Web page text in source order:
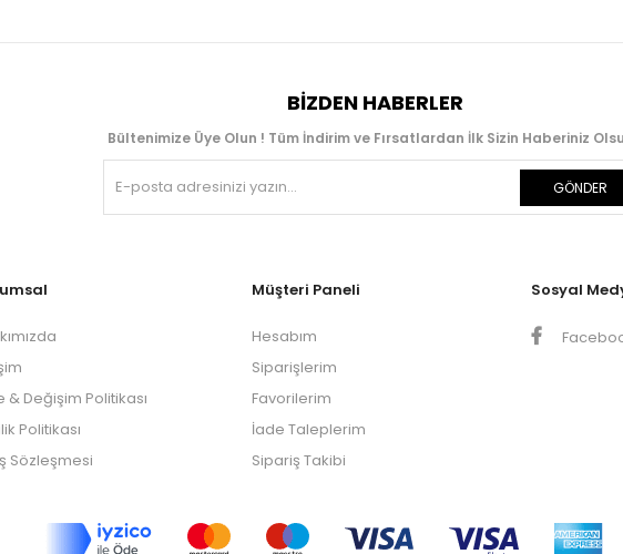
BIZDEN HABERLER
Bültenimize Üye Olun ! Tüm İndirim ve Fırsatlardan İlk Sizin Haberiniz
GÖNDER
& Değişim Politikası
Politikası
Sözleşmesi
Müşteri Paneli
Hesabım
Siparişlerim
Favorilerim
İade Taleplerim
Sipariş Takibi
Sosyal